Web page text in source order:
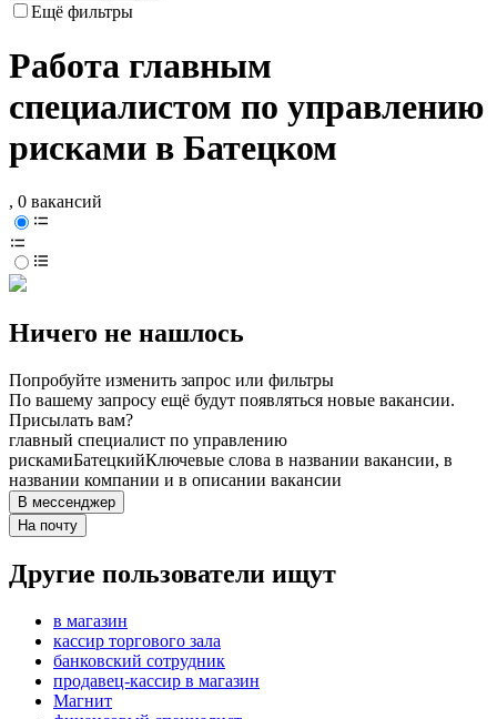
Ещё фильтры
Работа главным
специалистом по управлению
рисками в Батецком
, 0 вакансий
Ничего не нашлось
Попробуйте изменить запрос или фильтры
По вашему запросу ещё будут появляться новые вакансии.
Присылать вам?
главный специалист по управлению
рискамиБатецкийКлючевые слова в названии вакансии, в
названии компании и в описании вакансии
В мессенджер
На почту
Другие пользователи ищут
в магазин
кассир торгового зала
банковский сотрудник
продавец-кассир в магазин
Магнит